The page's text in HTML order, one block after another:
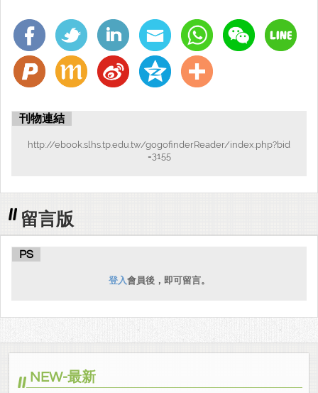
刊物連結
http://ebook.slhs.tp.edu.tw/gogofinderReader/index.php?bid
=3155
留言版
PS
登入會員後，即可留言。
NEW-最新